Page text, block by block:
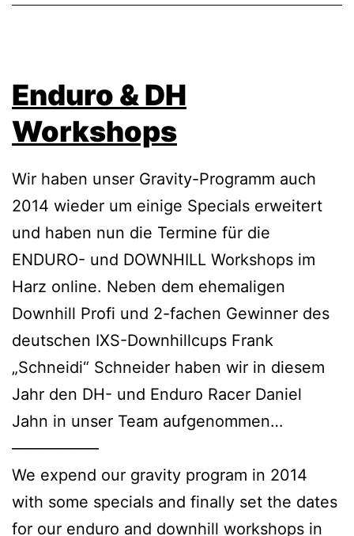
Enduro & DH
Workshops
Wir haben unser Gravity-Programm auch
2014 wieder um einige Specials erweitert
und haben nun die Termine für die
ENDURO- und DOWNHILL Workshops im
Harz online. Neben dem ehemaligen
Downhill Profi und 2-fachen Gewinner des
deutschen IXS-Downhillcups Frank
„Schneidi“ Schneider haben wir in diesem
Jahr den DH- und Enduro Racer Daniel
Jahn in unser Team aufgenommen…
—————–
We expend our gravity program in 2014
with some specials and finally set the dates
for our enduro and downhill workshops in